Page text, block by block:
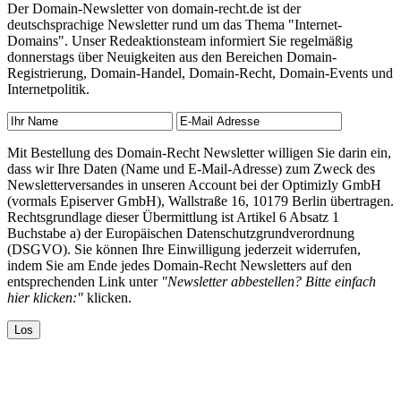
Der Domain-Newsletter von domain-recht.de ist der
deutschsprachige Newsletter rund um das Thema "Internet-
Domains". Unser Redeaktionsteam informiert Sie regelmäßig
donnerstags über Neuigkeiten aus den Bereichen Domain-
Registrierung, Domain-Handel, Domain-Recht, Domain-Events und
Internetpolitik.
Mit Bestellung des Domain-Recht Newsletter willigen Sie darin ein,
dass wir Ihre Daten (Name und E-Mail-Adresse) zum Zweck des
Newsletterversandes in unseren Account bei der Optimizly GmbH
(vormals Episerver GmbH), Wallstraße 16, 10179 Berlin übertragen.
Rechtsgrundlage dieser Übermittlung ist Artikel 6 Absatz 1
Buchstabe a) der Europäischen Datenschutzgrundverordnung
(DSGVO). Sie können Ihre Einwilligung jederzeit widerrufen,
indem Sie am Ende jedes Domain-Recht Newsletters auf den
entsprechenden Link unter "Newsletter abbestellen? Bitte einfach
hier klicken:" klicken.